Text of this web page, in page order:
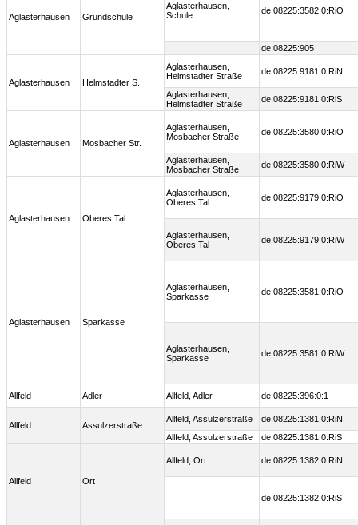
Aglasterhausen Grundschule
Aglasterhausen,
Schule
de:08225:3582:0:RiO
de:08225:905
Aglasterhausen Helmstadter S.
Aglasterhausen,
Helmstadter Straße
de:08225:9181:0:RiN
Aglasterhausen,
Helmstadter Straße
de:08225:9181:0:RiS
Aglasterhausen Mosbacher Str.
Aglasterhausen,
Mosbacher Straße
de:08225:3580:0:RiO
Aglasterhausen,
Mosbacher Straße
de:08225:3580:0:RiW
Aglasterhausen Oberes Tal
Aglasterhausen,
Oberes Tal
de:08225:9179:0:RiO
Aglasterhausen,
Oberes Tal
de:08225:9179:0:RiW
Aglasterhausen Sparkasse
Aglasterhausen,
Sparkasse
de:08225:3581:0:RiO
Aglasterhausen,
Sparkasse
de:08225:3581:0:RiW
Allfeld Adler Allfeld, Adler de:08225:396:0:1
Allfeld Assulzerstraße
Allfeld, Assulzerstraße
de:08225:1381:0:RiN
Allfeld, Assulzerstraße
de:08225:1381:0:RiS
Allfeld Ort
Allfeld, Ort de:08225:1382:0:RiN
de:08225:1382:0:RiS